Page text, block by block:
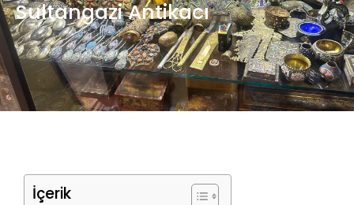
Sultangazi Antikacı
İçerik